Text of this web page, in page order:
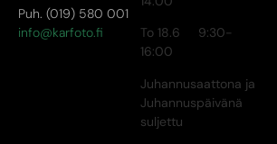
Puh. (019) 580 001
info@karfoto.fi
To 18.6 9:30-
16:00
Juhannusaattona ja
Juhannuspäivänä
suljettu